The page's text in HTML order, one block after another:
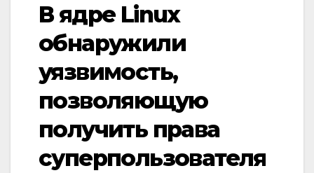
В ядре Linux
обнаружили
уязвимость,
позволяющую
получить права
суперпользователя